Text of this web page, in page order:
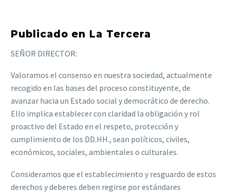
Publicado en La Tercera
SEÑOR DIRECTOR:
Valoramos el consenso en nuestra sociedad, actualmente
recogido en las bases del proceso constituyente, de
avanzar hacia un Estado social y democrático de derecho.
Ello implica establecer con claridad la obligación y rol
proactivo del Estado en el respeto, protección y
cumplimiento de los DD.HH., sean políticos, civiles,
económicos, sociales, ambientales o culturales.
Consideramos que el establecimiento y resguardo de estos
derechos y deberes deben regirse por estándares